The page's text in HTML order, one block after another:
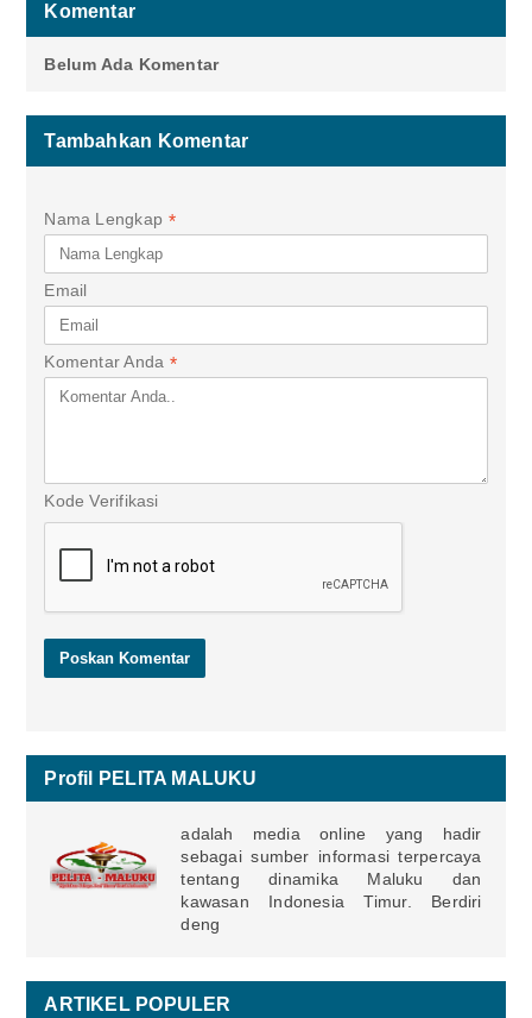
Komentar
Belum Ada Komentar
Tambahkan Komentar
Nama Lengkap *
Email
Komentar Anda *
Kode Verifikasi
Profil PELITA MALUKU
adalah media online yang hadir
sebagai sumber informasi terpercaya
tentang dinamika Maluku dan
kawasan Indonesia Timur. Berdiri
deng
ARTIKEL POPULER